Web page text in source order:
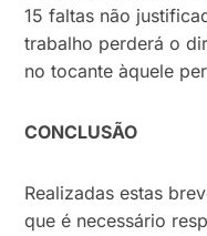
15 faltas não
trabalho perderá o
no tocante àquele
CONCLUSÃO
Realizadas estas
que é necessário